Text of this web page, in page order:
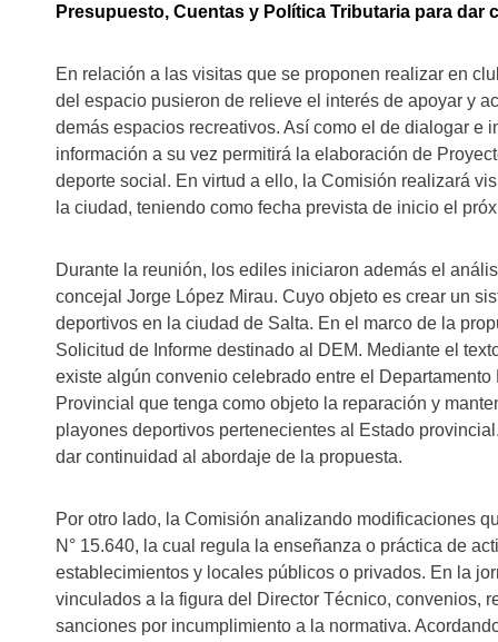
Presupuesto, Cuentas y Política Tributaria para dar
En relación a las visitas que se proponen realizar en
del espacio pusieron de relieve el interés de apoyar y
demás espacios recreativos. Así como el de dialogar e
información a su vez permitirá la elaboración de
deporte social. En virtud a ello, la Comisión realizará
la ciudad, teniendo como fecha prevista de inicio el
Durante la reunión, los ediles iniciaron además el
concejal Jorge López Mirau. Cuyo objeto es crear un
deportivos en la ciudad de Salta. En el marco de la
Solicitud de Informe destinado al DEM. Mediante el
existe algún convenio celebrado entre el
Provincial que tenga como objeto la reparación y
playones deportivos pertenecientes al Estado
dar continuidad al abordaje de la propuesta.
Por otro lado, la Comisión analizando modificaciones
N° 15.640, la cual regula la enseñanza o práctica de
establecimientos y locales públicos o privados. En la
vinculados a la figura del Director Técnico, convenios,
sanciones por incumplimiento a la normativa.